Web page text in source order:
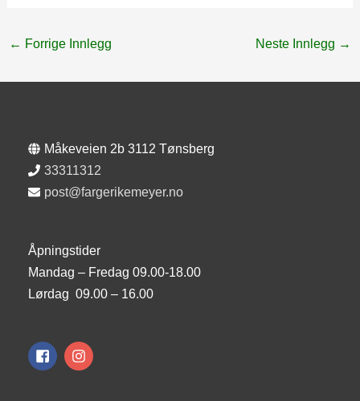
← Forrige Innlegg Neste Innlegg →
Måkeveien 2b 3112 Tønsberg
33311312
post@fargerikemeyer.no
Åpningstider
Mandag – Fredag 09.00-18.00
Lørdag 09.00 – 16.00